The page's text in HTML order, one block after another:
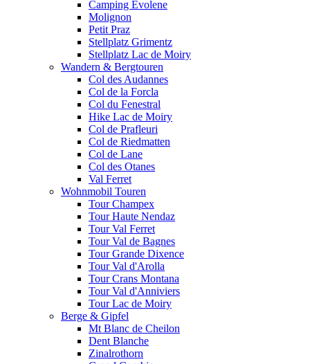
Camping Evolene
Molignon
Petit Praz
Stellplatz Grimentz
Stellplatz Lac de Moiry
Wandern & Bergtouren
Col des Audannes
Col de la Forcla
Col du Fenestral
Hike Lac de Moiry
Col de Prafleuri
Col de Riedmatten
Col de Lane
Col des Otanes
Val Ferret
Wohnmobil Touren
Tour Champex
Tour Haute Nendaz
Tour Val Ferret
Tour Val de Bagnes
Tour Grande Dixence
Tour Val d'Arolla
Tour Crans Montana
Tour Val d'Anniviers
Tour Lac de Moiry
Berge & Gipfel
Mt Blanc de Cheilon
Dent Blanche
Zinalrothorn